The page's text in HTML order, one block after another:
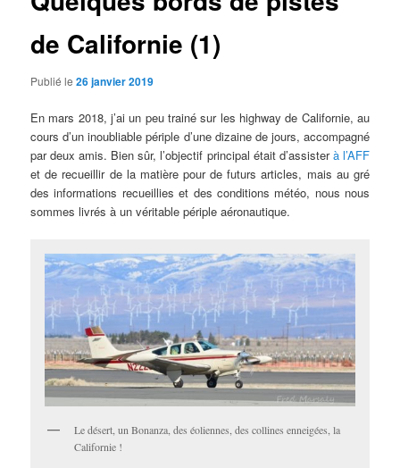
de Californie (1)
Publié le26 janvier 2019
En mars 2018, j’ai un peu trainé sur les highway de Californie, au
cours d’un inoubliable périple d’une dizaine de jours, accompagné
par deux amis. Bien sûr, l’objectif principal était d’assisterà l’AFF
et de recueillir de la matière pour de futurs articles, mais au gré
des informations recueillies et des conditions météo, nous nous
sommes livrés à un véritable périple aéronautique.
Le désert, un Bonanza, des éoliennes, des collines enneigées, la
Californie !